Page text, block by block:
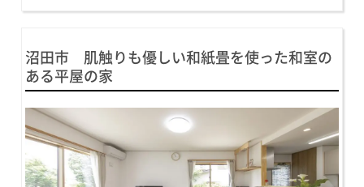
沼田市 肌触りも優しい和紙畳を使った和室の
ある平屋の家